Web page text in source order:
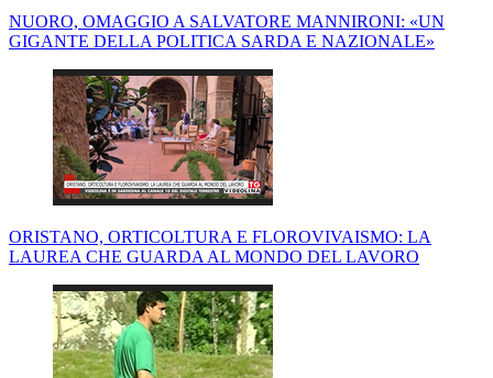
NUORO, OMAGGIO A SALVATORE MANNIRONI: «UN
GIGANTE DELLA POLITICA SARDA E NAZIONALE»
ORISTANO, ORTICOLTURA E FLOROVIVAISMO: LA
LAUREA CHE GUARDA AL MONDO DEL LAVORO